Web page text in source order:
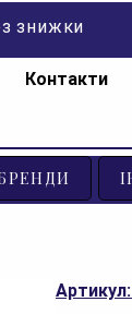
знижки
Контакти